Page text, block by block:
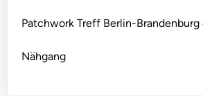
Patchwork Treff Berlin-Brandenburg
Nähgang